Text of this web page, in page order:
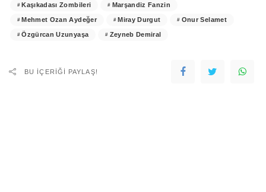
Kaşıkadası Zombileri Marşandiz Fanzin
Mehmet Ozan Aydeğer Miray Durgut Onur Selamet
Özgürcan Uzunyaşa Zeyneb Demiral
BU IÇERIĞI PAYLAŞ!